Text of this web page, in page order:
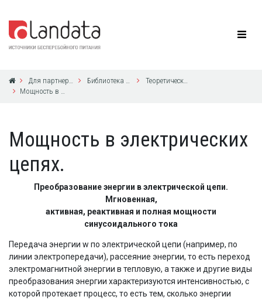
Для партнеров Библиотека по ИБП
Теоретические основы электротехники, для ИБП UPS Powerware
Мощность в электрических цепях.
Мощность в электрических
цепях.
Преобразование энергии в электрической цепи.
Мгновенная,
активная, реактивная и полная мощности
синусоидального тока
Передача энергии w по электрической цепи (например, по
линии электропередачи), рассеяние энергии, то есть переход
электромагнитной энергии в тепловую, а также и другие виды
преобразования энергии характеризуются интенсивностью, с
которой протекает процесс, то есть тем, сколько энергии